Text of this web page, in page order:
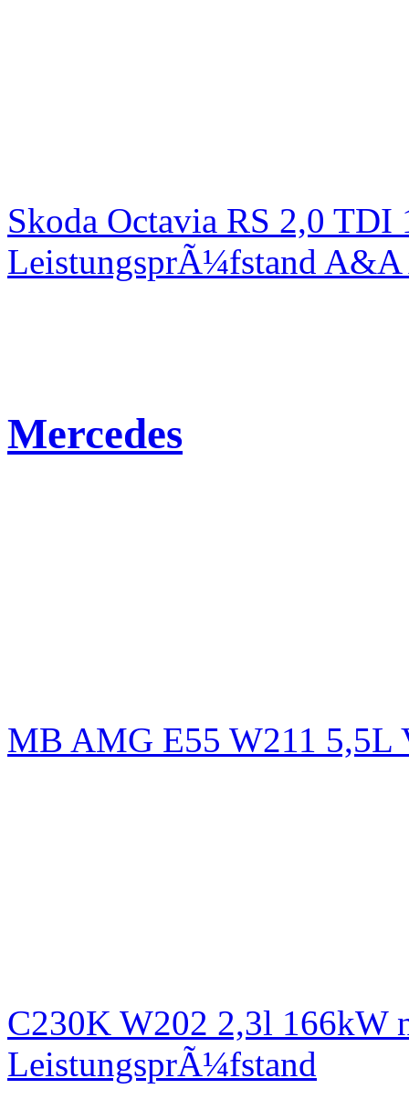
Skoda Octavia RS 2,0
LeistungsprÃ¼fstand
Mercedes
MB AMG E55 W211 5,5L
C230K W202 2,3l 166kW
LeistungsprÃ¼fstand